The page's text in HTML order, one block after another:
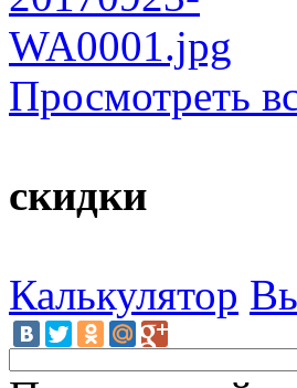
Просмотреть
скидки
Калькулятор